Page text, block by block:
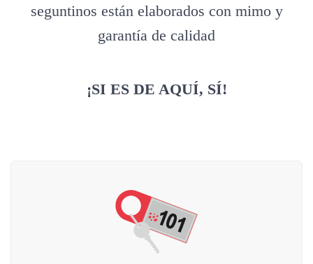
seguntinos están elaborados con mimo y
garantía de calidad
¡SI ES DE AQUÍ, SÍ!